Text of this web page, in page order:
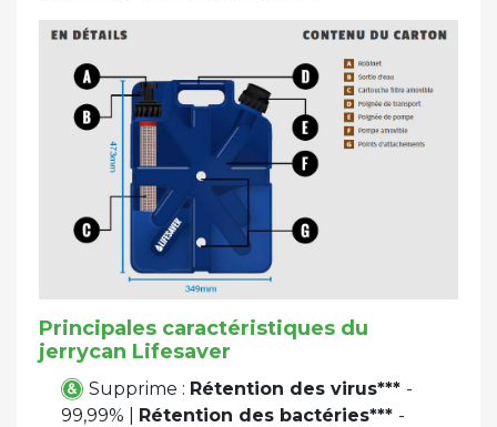
Principales caractéristiques du
jerrycan Lifesaver
Supprime : Rétention des virus*** -
99,99% | Rétention des bactéries*** -